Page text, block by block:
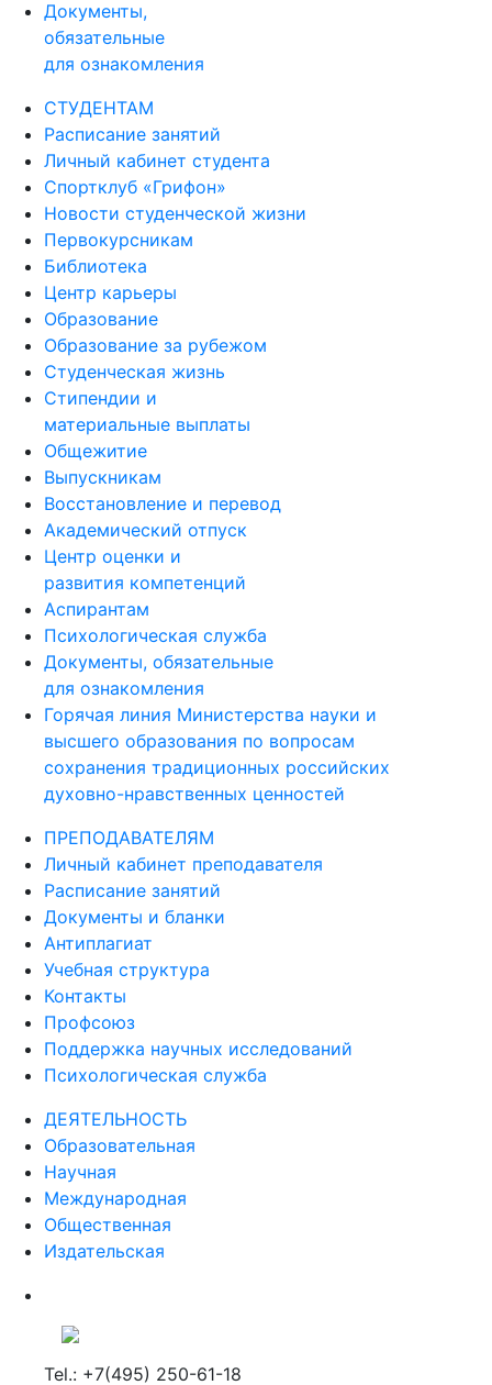
Документы,
обязательные
для ознакомления
СТУДЕНТАМ
Расписание занятий
Личный кабинет студента
Спортклуб «Грифон»
Новости студенческой жизни
Первокурсникам
Библиотека
Центр карьеры
Образование
Образование за рубежом
Студенческая жизнь
Стипендии и
материальные выплаты
Общежитие
Выпускникам
Восстановление и перевод
Академический отпуск
Центр оценки и
развития компетенций
Аспирантам
Психологическая служба
Документы, обязательные
для ознакомления
Горячая линия Министерства науки и
высшего образования по вопросам
сохранения традиционных российских
духовно-нравственных ценностей
ПРЕПОДАВАТЕЛЯМ
Личный кабинет преподавателя
Расписание занятий
Документы и бланки
Антиплагиат
Учебная структура
Контакты
Профсоюз
Поддержка научных исследований
Психологическая служба
ДЕЯТЕЛЬНОСТЬ
Образовательная
Научная
Международная
Общественная
Издательская
Tel.: +7(495) 250-61-18